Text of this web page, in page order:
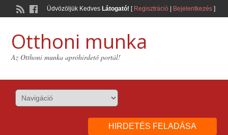
Üdvözöljük Kedves Látogató! [ Regisztráció| Bejelentkezés]
Otthoni munka
Az Otthoni munka apróhirdető portál!
HIRDETÉS FELADÁSA